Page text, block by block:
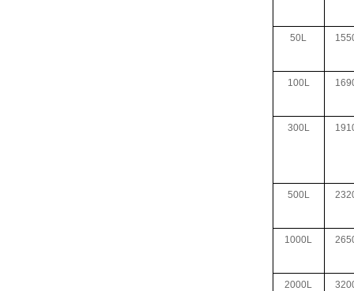
50L
100L
300L
500L
1000L
2000L